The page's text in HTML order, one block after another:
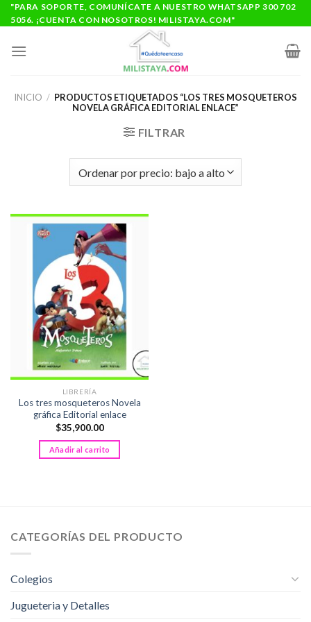
Saltar
al
"PARA SOPORTE, COMUNÍCATE A NUESTRO WHATSAPP 300 702
5056. ¡CUENTA CON NOSOTROS! MILISTAYA.COM"
INICIO / PRODUCTOS ETIQUETADOS “LOS TRES MOSQUETEROS
NOVELA GRÁFICA EDITORIAL ENLACE”
FILTRAR
LIBRERÍA
Los tres mosqueteros Novela
gráfica Editorial enlace
$35,900.00
Añadir al carrito
CATEGORÍAS DEL PRODUCTO
Colegios
Jugueteria y Detalles